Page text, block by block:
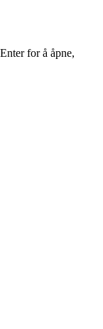
for å åpne,